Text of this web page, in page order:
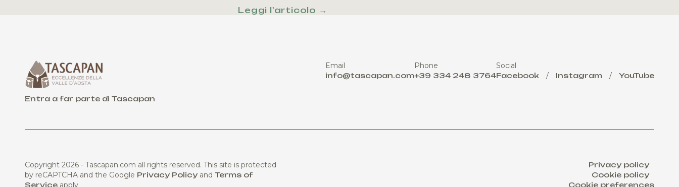
Leggi l'articolo →
Entra a far parte di Tascapan
Email
info@tascapan.com
Phone
+39 334 248 3764
Social
Facebook / Instagram / YouTube
Copyright 2026 - Tascapan.com all rights reserved. This site is protected
by reCAPTCHA and the Google Privacy Policy andTerms of
Service apply
Privacy policy
Cookie policy
Cookie preferences